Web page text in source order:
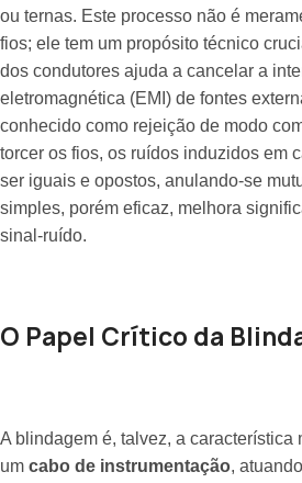
ou ternas. Este processo não é
fios; ele tem um propósito técnico
dos condutores ajuda a cancelar a
eletromagnética (EMI) de fontes
conhecido como rejeição de modo
torcer os fios, os ruídos induzidos em
ser iguais e opostos, anulando-se
simples, porém eficaz, melhora
sinal-ruído.
O Papel Crítico da
A blindagem é, talvez, a característica
um cabo de instrumentação,